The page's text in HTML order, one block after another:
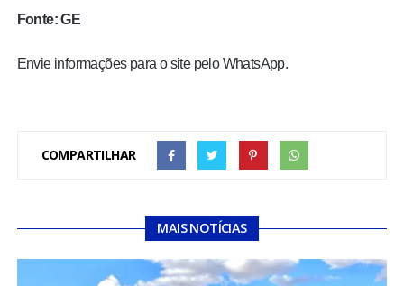
Fonte: GE
Envie informações para o site pelo WhatsApp.
COMPARTILHAR
MAIS NOTÍCIAS